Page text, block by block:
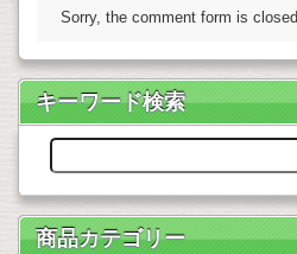
Sorry, the comment form is
キーワード検索
商品カテゴリー